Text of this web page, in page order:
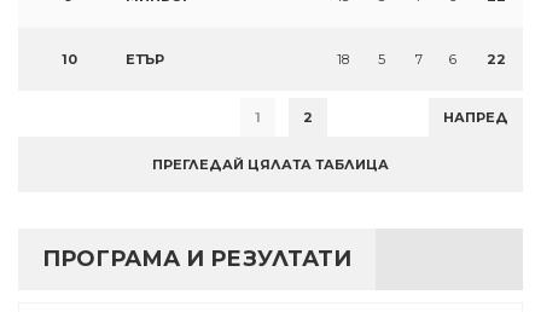
10 ЕТЪР 18 5 7 6 22
1 2 НАПРЕД
ПРЕГЛЕДАЙ ЦЯЛАТА ТАБЛИЦА
ПРОГРАМА И РЕЗУЛТАТИ